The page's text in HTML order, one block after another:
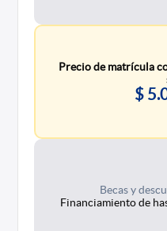
Precio de matrícula
$
Becas y
Financiamiento de